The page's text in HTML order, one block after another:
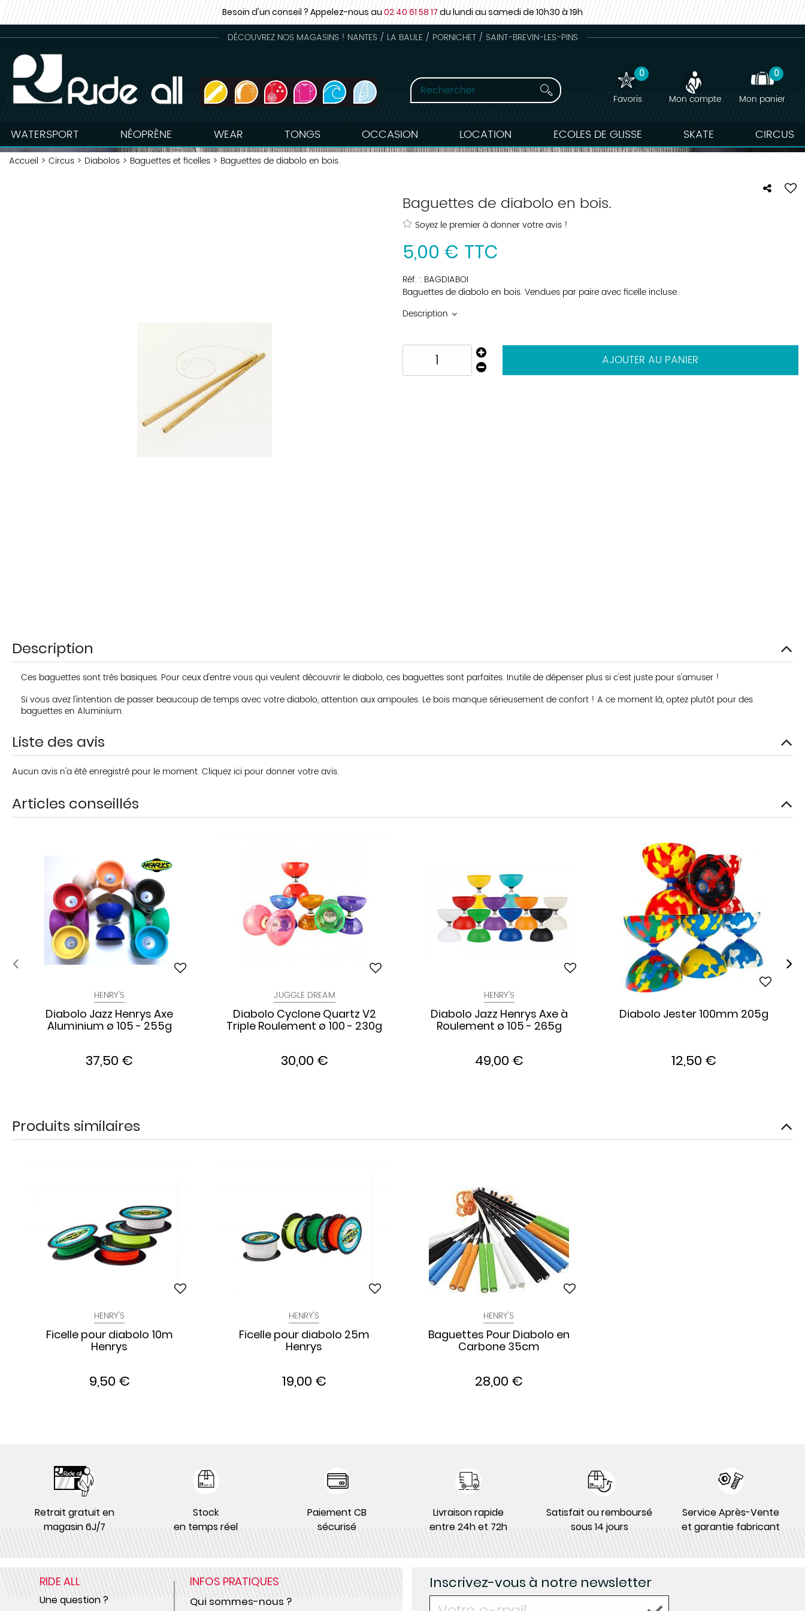
Besoin d'un conseil ? Appelez-nous au02 40 61 58 17 du lundi au samedide 10h30 à 19h
DÉCOUVREZ NOS MAGASINS ! NANTES / LA BAULE / PORNICHET / SAINT-BREVIN-LES-PINS
0
Favoris
Mon compte
0
Mon panier
WATERSPORT NÉOPRÈNE WEAR TONGS OCCASION LOCATION ECOLES DE GLISSE SKATE CIRCUS
Accueil > Circus > Diabolos > Baguettes et ficelles > Baguettes de diabolo en bois.
Baguettes de diabolo en bois.
Soyez le premier à donner votre avis !
5,00 € TTC
Réf. : BAGDIABOI
Baguettes de diabolo en bois. Vendues par paire avec ficelle incluse.
Description
AJOUTER AU PANIER
Description
Ces baguettes sont très basiques. Pour ceux d'entre vous qui veulent découvrir le diabolo, ces baguettes sont parfaites. Inutile de dépenser plus si c'est juste pour s'amuser !
Si vous avez l'intention de passer beaucoup de temps avec votre diabolo, attention aux ampoules. Le bois manque sérieusement de confort ! A ce moment là, optez plutôt pour des
baguettes en Aluminium.
Liste des avis
Aucun avis n'a été enregistré pour le moment. Cliquez ici pour donner votre avis.
Articles conseillés
HENRY'S
Diabolo Jazz Henrys Axe
Aluminium ø 105 - 255g
37,50 €
JUGGLE DREAM
Diabolo Cyclone Quartz V2
Triple Roulement ø 100 - 230g
30,00 €
HENRY'S
Diabolo Jazz Henrys Axe à
Roulement ø 105 - 265g
49,00 €
Diabolo Jester 100mm 205g
12,50 €
Produits similaires
HENRY'S
Ficelle pour diabolo 10m
Henrys
9,50 €
HENRY'S
Ficelle pour diabolo 25m
Henrys
19,00 €
HENRY'S
Baguettes Pour Diabolo en
Carbone 35cm
28,00 €
Retrait gratuit en
magasin 6J/7
Stock
en temps réel
Paiement CB
sécurisé
Livraison rapide
entre 24h et 72h
Satisfait ou remboursé
sous 14 jours
Service Après-Vente
et garantie fabricant
RIDE ALL
Une question ?
INFOS PRATIQUES
Qui sommes-nous ?
Inscrivez-vous à notre newsletter